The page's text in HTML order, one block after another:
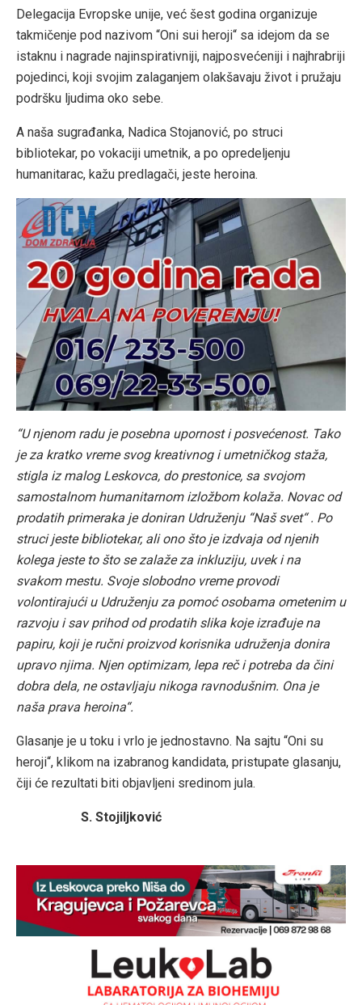
Delegacija Evropske unije, već šest godina organizuje
takmičenje pod nazivom “Oni sui heroji“ sa idejom da se
istaknu i nagrade najinspirativniji, najposvećeniji i najhrabriji
pojedinci, koji svojim zalaganjem olakšavaju život i pružaju
podršku ljudima oko sebe.
A naša sugrađanka, Nadica Stojanović, po struci
bibliotekar, po vokaciji umetnik, a po opredeljenju
humanitarac, kažu predlagači, jeste heroina.
“U njenom radu je posebna upornost i posvećenost. Tako
je za kratko vreme svog kreativnog i umetničkog staža,
stigla iz malog Leskovca, do prestonice, sa svojom
samostalnom humanitarnom izložbom kolaža. Novac od
prodatih primeraka je doniran Udruženju “Naš svet“ . Po
struci jeste bibliotekar, ali ono što je izdvaja od njenih
kolega jeste to što se zalaže za inkluziju, uvek i na
svakom mestu. Svoje slobodno vreme provodi
volontirajući u Udruženju za pomoć osobama ometenim u
razvoju i sav prihod od prodatih slika koje izrađuje na
papiru, koji je ručni proizvod korisnika udruženja donira
upravo njima. Njen optimizam, lepa reč i potreba da čini
dobra dela, ne ostavljaju nikoga ravnodušnim. Ona je
naša prava heroina“.
Glasanje je u toku i vrlo je jednostavno. Na sajtu “Oni su
heroji“, klikom na izabranog kandidata, pristupate glasanju,
čiji će rezultati biti objavljeni sredinom jula.
S. Stojiljković